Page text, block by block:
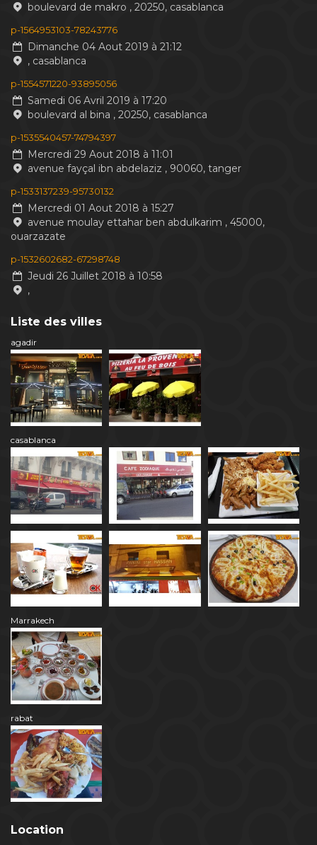
boulevard de makro , 20250, casablanca
p-1564953103-78243776
Dimanche 04 Aout 2019 à 21:12
, casablanca
p-1554571220-93895056
Samedi 06 Avril 2019 à 17:20
boulevard al bina , 20250, casablanca
p-1535540457-74794397
Mercredi 29 Aout 2018 à 11:01
avenue fayçal ibn abdelaziz , 90060, tanger
p-1533137239-95730132
Mercredi 01 Aout 2018 à 15:27
avenue moulay ettahar ben abdulkarim , 45000,
ouarzazate
p-1532602682-67298748
Jeudi 26 Juillet 2018 à 10:58
,
Liste des villes
agadir
casablanca
Marrakech
rabat
Location